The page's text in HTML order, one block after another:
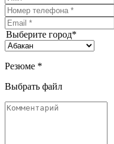
Выберите город*
Резюме *
Выбрать файл